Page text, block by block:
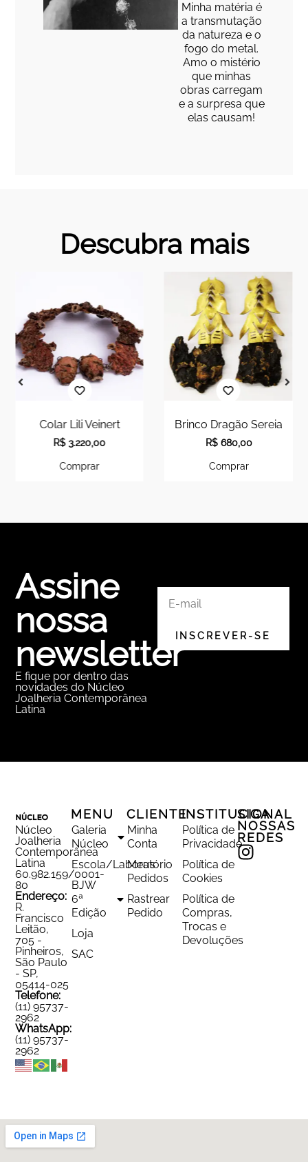
Minha matéria é
a transmutação
da natureza e o
fogo do metal.
Amo o mistério
que minhas
obras carregam
e a surpresa que
elas causam!
Descubra mais
Colar Lili Veinert
R$3.220,00
Comprar
Brinco Dragão Sereia
R$680,00
Comprar
Assine
nossa
newsletter
E fique por dentro das
novidades do Núcleo
Joalheria Contemporânea
Latina
Núcleo
Joalheria
Contemporânea
Latina
60.982.159/0001-
80
Endereço:
R.
Francisco
Leitão,
705 -
Pinheiros,
São Paulo
- SP,
05414-025
Telefone:
(11) 95737-
2962
WhatsApp:
(11) 95737-
2962
MENU
Galeria
Núcleo
Escola/Laboratório
BJW
6ª
Edição
Loja
SAC
CLIENTE
Minha
Conta
Meus
Pedidos
Rastrear
Pedido
INSTITUCIONAL
Política de
Privacidade
Política de
Cookies
Política de
Compras,
Trocas e
Devoluções
SIGA
NOSSAS
REDES